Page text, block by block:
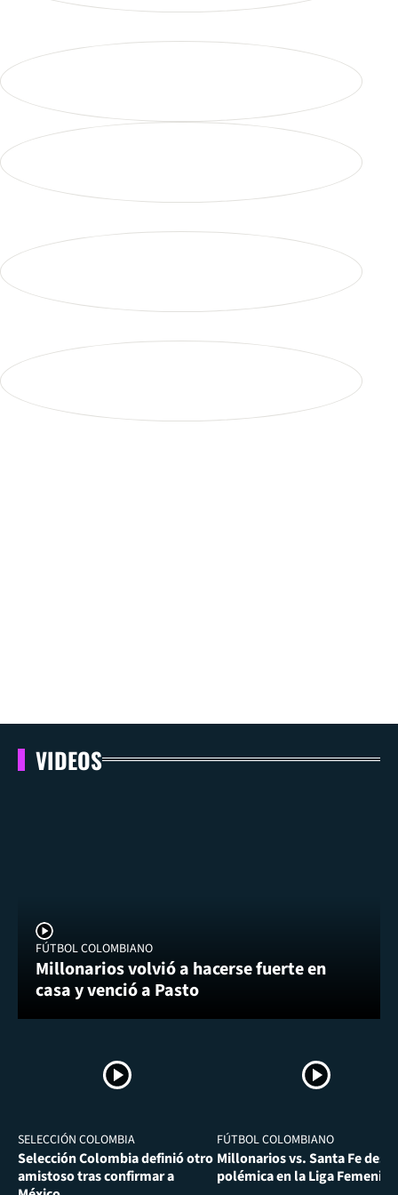
VIDEOS
FÚTBOL COLOMBIANO
Millonarios volvió a hacerse fuerte en
casa y venció a Pasto
SELECCIÓN COLOMBIA
Selección Colombia definió otro
amistoso tras confirmar a
FÚTBOL COLOMBIANO
Millonarios vs. Santa Fe
polémica en la Liga Femenina